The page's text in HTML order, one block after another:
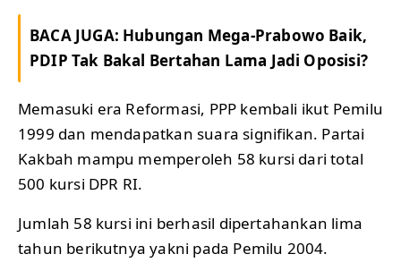
BACA JUGA: Hubungan Mega-Prabowo Baik,
PDIP Tak Bakal Bertahan Lama Jadi Oposisi?
Memasuki era Reformasi, PPP kembali ikut Pemilu
1999 dan mendapatkan suara signifikan. Partai
Kakbah mampu memperoleh 58 kursi dari total
500 kursi DPR RI.
Jumlah 58 kursi ini berhasil dipertahankan lima
tahun berikutnya yakni pada Pemilu 2004.